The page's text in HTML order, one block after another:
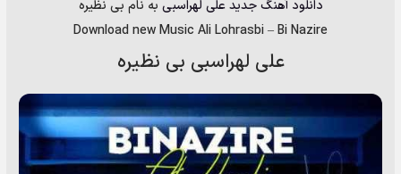
دانلود آهنگ جدید علی لهراسبی به نام بی نظیره
Download new Music Ali Lohrasbi–Bi Nazire
علی لهراسبی بی نظیره